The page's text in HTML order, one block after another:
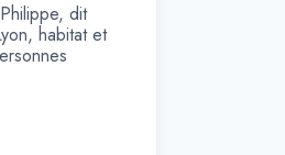
dit
habitat et